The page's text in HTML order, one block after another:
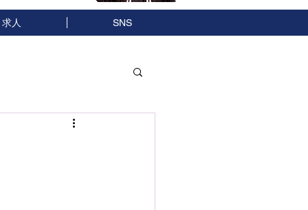
求人 SNS